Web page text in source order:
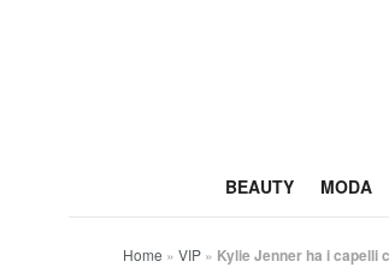
BEAUTY MODA
Home » VIP » Kylie Jenner ha i capelli